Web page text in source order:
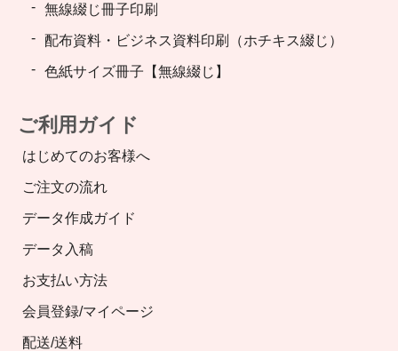
無線綴じ冊子印刷
配布資料・ビジネス資料印刷（ホチキス綴じ）
色紙サイズ冊子【無線綴じ】
ご利用ガイド
はじめてのお客様へ
ご注文の流れ
データ作成ガイド
データ入稿
お支払い方法
会員登録/マイページ
配送/送料